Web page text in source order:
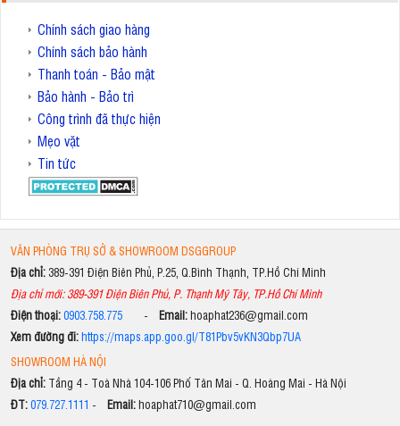
Chính sách giao hàng
Chính sách bảo hành
Thanh toán - Bảo mật
Bảo hành - Bảo trì
Công trình đã thực hiện
Mẹo vặt
Tin tức
VĂN PHÒNG TRỤ SỞ & SHOWROOM DSGGROUP
Địa chỉ: 389-391 Điện Biên Phủ, P.25, Q.Bình Thạnh, TP.Hồ Chí Minh
Địa chỉ mới: 389-391 Điện Biên Phủ, P. Thạnh Mỹ Tây, TP.Hồ Chí Minh
Điện thoại:0903.758.775- Email:hoaphat236@gmail.com
Xem đường đi:https://maps.app.goo.gl/T81Pbv5vKN3Qbp7UA
SHOWROOM HÀ NỘI
Địa chỉ:Tầng 4 - Toà Nhà 104-106 Phố Tân Mai - Q. Hoàng Mai - Hà Nội
ĐT:079.727.1111 - Email:hoaphat710@gmail.com